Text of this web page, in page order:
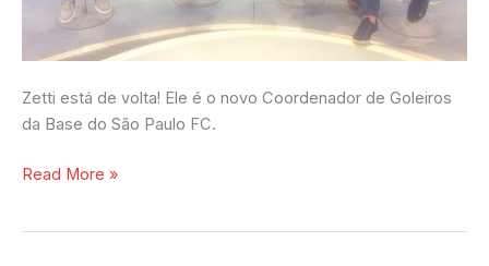
Zetti está de volta! Ele é o novo Coordenador de Goleiros
da Base do São Paulo FC.
Read More »